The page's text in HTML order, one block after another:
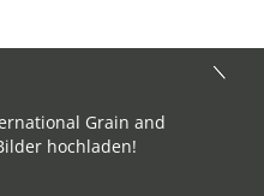
Grain and
hochladen!